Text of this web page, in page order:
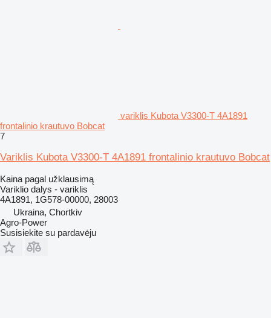
variklis Kubota V3300-T 4A1891
frontalinio krautuvo Bobcat
7
Variklis Kubota V3300-T 4A1891 frontalinio krautuvo Bobcat
Kaina pagal užklausimą
Variklio dalys - variklis
4A1891, 1G578-00000, 28003
Ukraina, Chortkiv
Agro-Power
Susisiekite su pardavėju